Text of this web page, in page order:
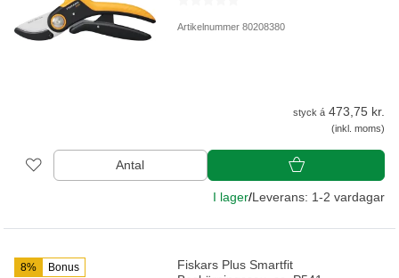
Artikelnummer 80208380
styck á 473,75 kr.
(inkl. moms)
Antal
I lager/Leverans: 1-2 vardagar
8% Bonus
Fiskars Plus Smartfit